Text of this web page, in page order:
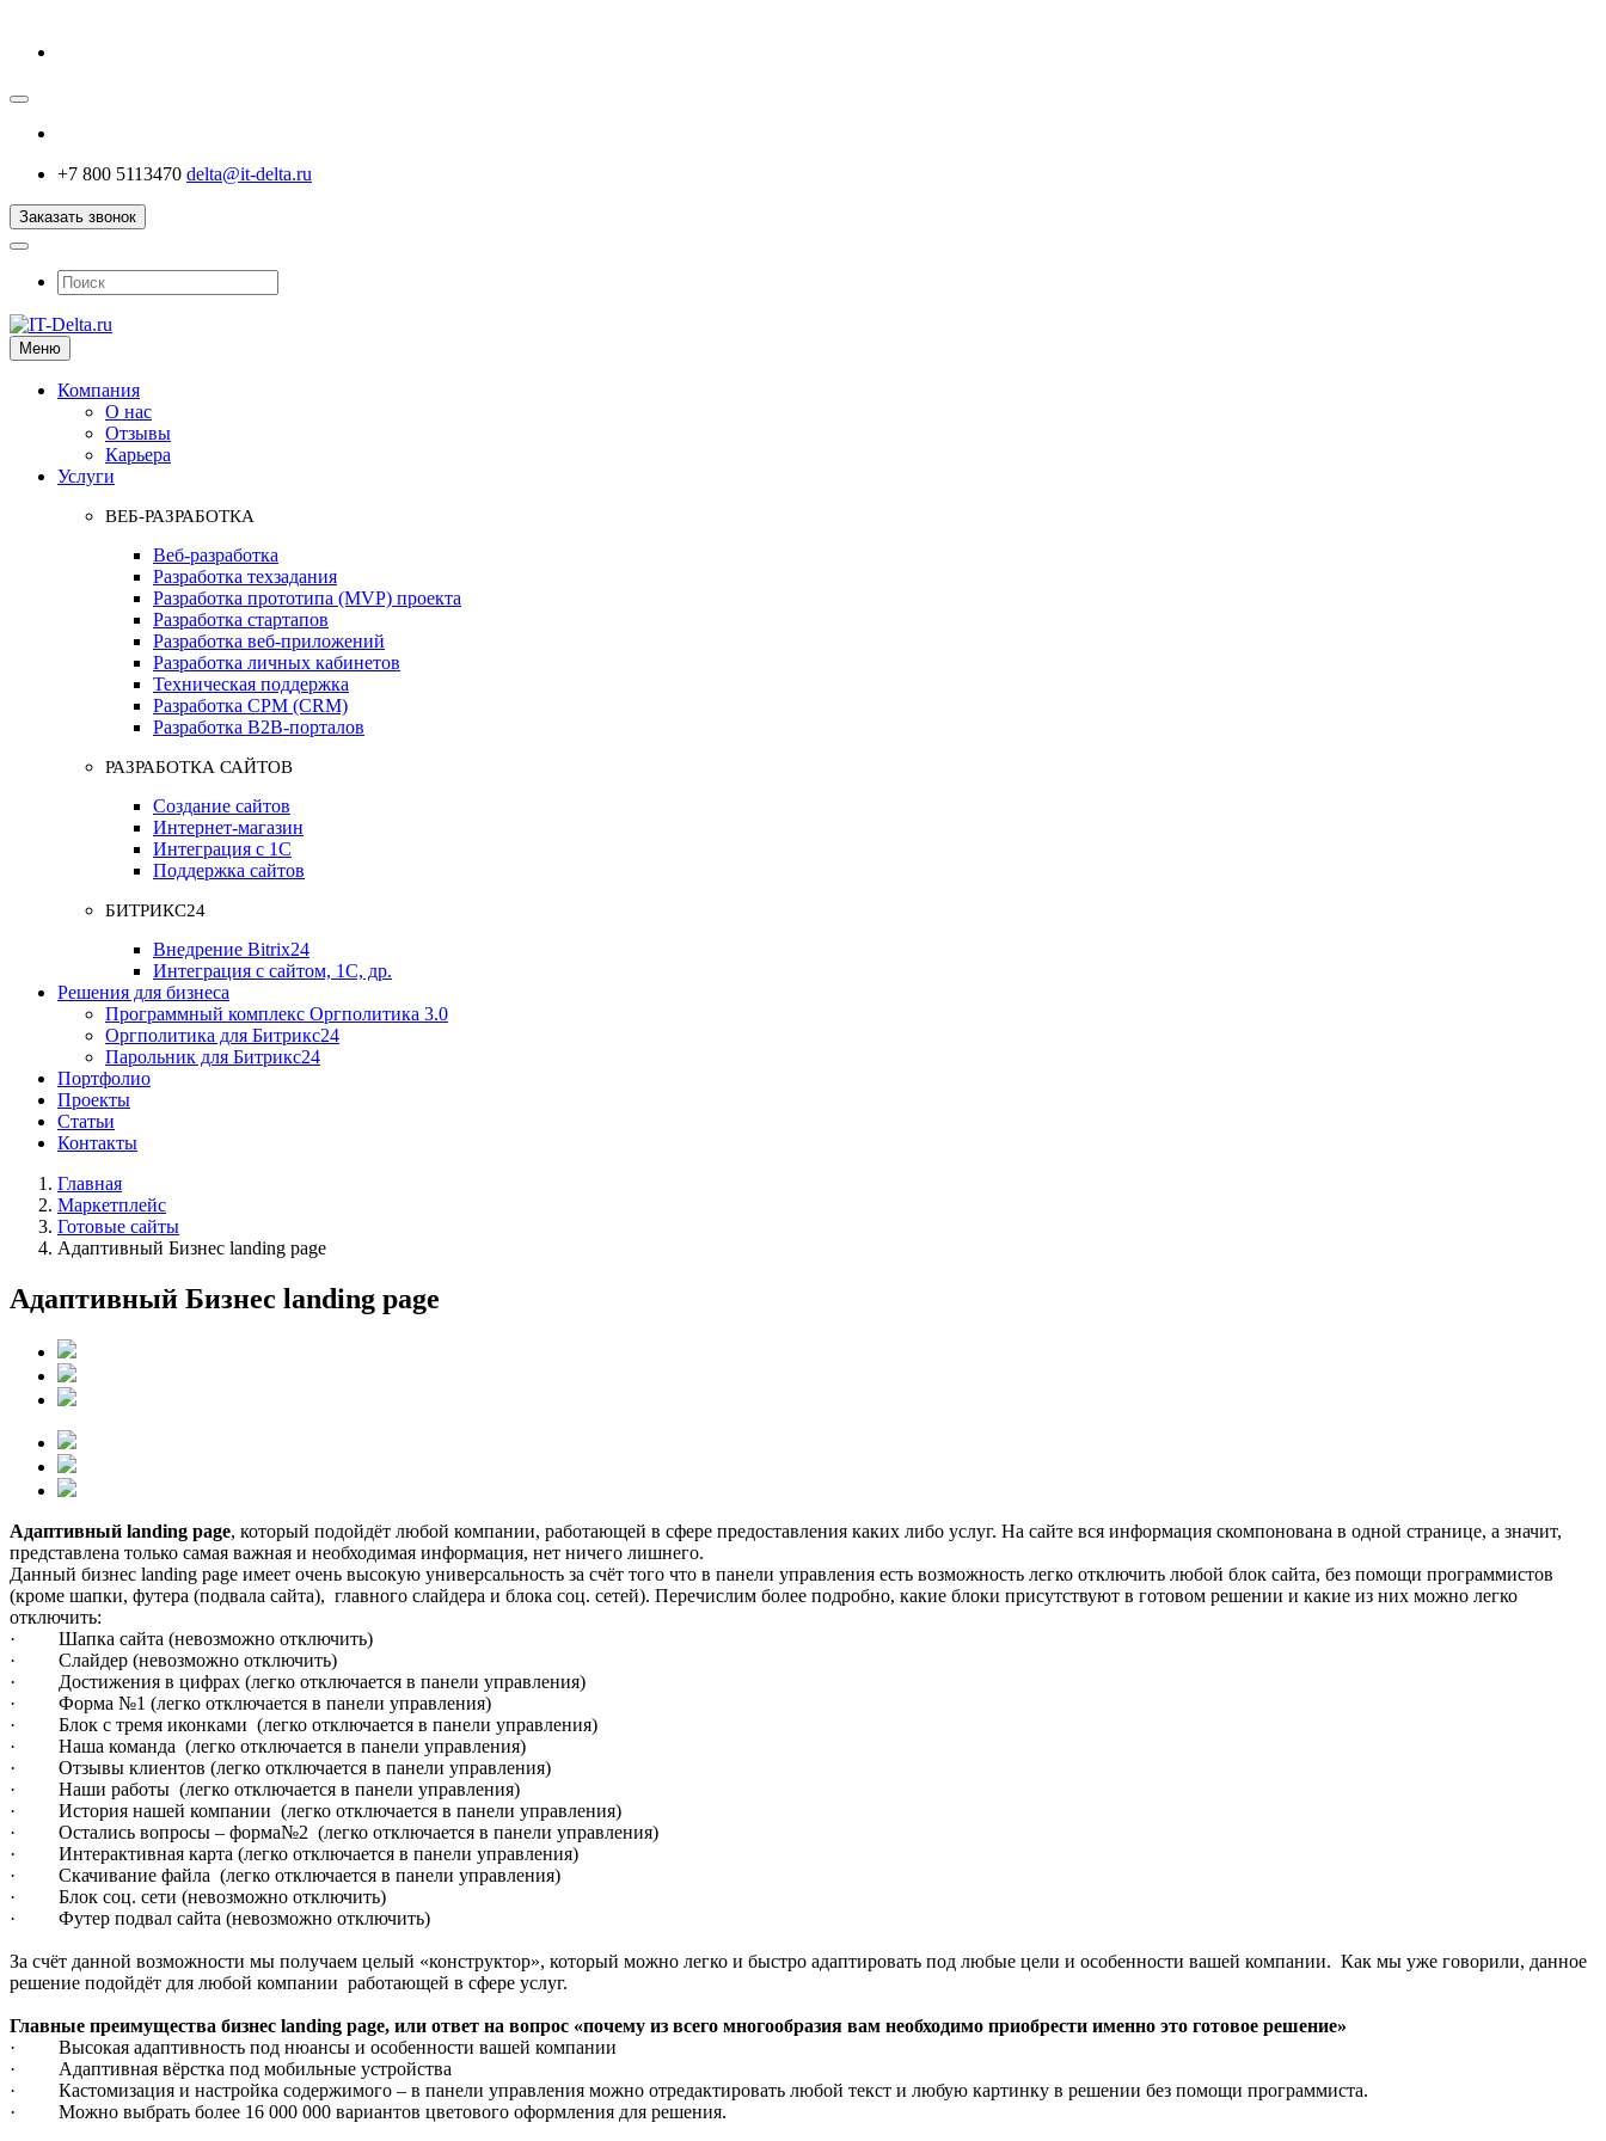
+7 800 5113470 delta@it-delta.ru
Заказать звонок
Меню
Компания
О нас
Отзывы
Карьера
Услуги
ВЕБ-РАЗРАБОТКА
Веб-разработка
Разработка техзадания
Разработка прототипа (MVP) проекта
Разработка стартапов
Разработка веб-приложений
Разработка личных кабинетов
Техническая поддержка
Разработка СРМ (CRM)
Разработка B2B-порталов
РАЗРАБОТКА САЙТОВ
Создание сайтов
Интернет-магазин
Интеграция с 1С
Поддержка сайтов
БИТРИКС24
Внедрение Bitrix24
Интеграция с сайтом, 1С, др.
Решения для бизнеса
Программный комплекс Оргполитика 3.0
Оргполитика для Битрикс24
Парольник для Битрикс24
Портфолио
Проекты
Статьи
Контакты
Главная
Маркетплейс
Готовые сайты
Адаптивный Бизнес landing page
Адаптивный Бизнес landing page
Адаптивный landing page, который подойдёт любой компании, работающей в сфере предоставления каких либо услуг. На сайте вся информация скомпонована в одной странице, а значит,
представлена только самая важная и необходимая информация, нет ничего лишнего.
Данный бизнес landing page имеет очень высокую универсальность за счёт того что в панели управления есть возможность легко отключить любой блок сайта, без помощи программистов
(кроме шапки, футера (подвала сайта), главного слайдера и блока соц. сетей). Перечислим более подробно, какие блоки присутствуют в готовом решении и какие из них можно легко
отключить:
· Шапка сайта (невозможно отключить)
· Слайдер (невозможно отключить)
· Достижения в цифрах (легко отключается в панели управления)
· Форма №1 (легко отключается в панели управления)
· Блок с тремя иконками (легко отключается в панели управления)
· Наша команда (легко отключается в панели управления)
· Отзывы клиентов (легко отключается в панели управления)
· Наши работы (легко отключается в панели управления)
· История нашей компании (легко отключается в панели управления)
· Остались вопросы – форма№2 (легко отключается в панели управления)
· Интерактивная карта (легко отключается в панели управления)
· Скачивание файла (легко отключается в панели управления)
· Блок соц. сети (невозможно отключить)
· Футер подвал сайта (невозможно отключить)
За счёт данной возможности мы получаем целый «конструктор», который можно легко и быстро адаптировать под любые цели и особенности вашей компании. Как мы уже говорили, данное
решение подойдёт для любой компании работающей в сфере услуг.
Главные преимущества бизнес landing page, или ответ на вопрос «почему из всего многообразия вам необходимо приобрести именно это готовое решение»
· Высокая адаптивность под нюансы и особенности вашей компании
· Адаптивная вёрстка под мобильные устройства
· Кастомизация и настройка содержимого – в панели управления можно отредактировать любой текст и любую картинку в решении без помощи программиста.
· Можно выбрать более 16 000 000 вариантов цветового оформления для решения.